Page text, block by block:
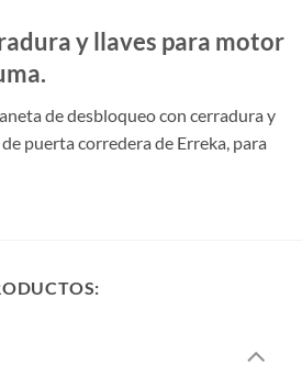
y llaves para motor
de desbloqueo con cerradura y
puerta corredera de Erreka, para